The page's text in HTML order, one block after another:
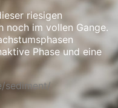
riesigen
noch im vollen Gange.
Phase und eine
sediment/